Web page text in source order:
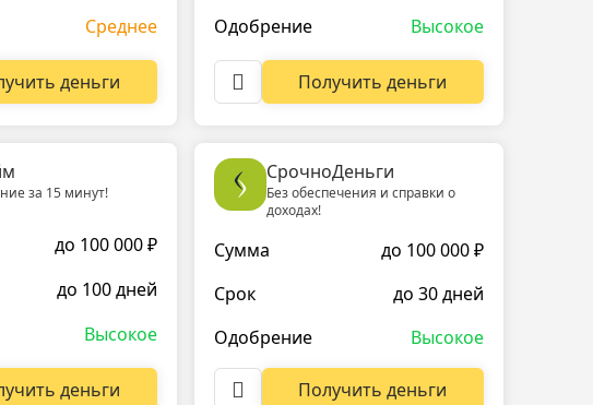
Среднее
деньги
Одобрение
Высокое
Получить деньги
за 15 минут!
до 100 000 ₽
до 100 дней
Высокое
деньги
СрочноДеньги
Без обеспечения и справки о
доходах!
Сумма
до 100 000 ₽
Срок
до 30 дней
Одобрение
Высокое
Получить деньги